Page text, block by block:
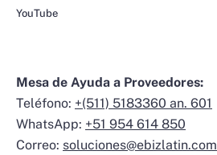
YouTube
Mesa de Ayuda a Proveedores:
Teléfono: +(511) 5183360 an. 601
WhatsApp: +51 954 614 850
Correo: soluciones@ebizlatin.com